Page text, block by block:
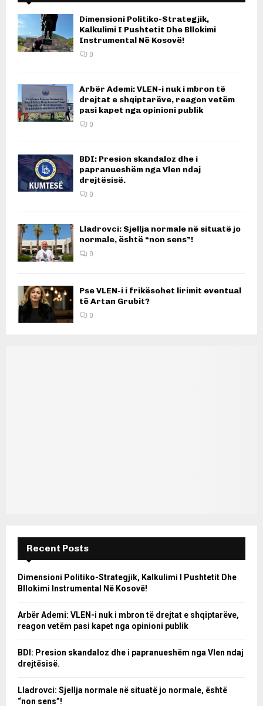
Dimensioni Politiko-Strategjik,
Kalkulimi I Pushtetit Dhe Bllokimi
Instrumental Në Kosovë!
0
Arbër Ademi: VLEN-i nuk i mbron të
drejtat e shqiptarëve, reagon vetëm
pasi kapet nga opinioni publik
0
BDI: Presion skandaloz dhe i
papranueshëm nga Vlen ndaj
drejtësisë.
0
Lladrovci: Sjellja normale në situatë jo
normale, është “non sens”!
0
Pse VLEN-i i frikësohet lirimit eventual
të Artan Grubit?
0
Recent Posts
Dimensioni Politiko-Strategjik, Kalkulimi I Pushtetit Dhe
Bllokimi Instrumental Në Kosovë!
Arbër Ademi: VLEN-i nuk i mbron të drejtat e shqiptarëve,
reagon vetëm pasi kapet nga opinioni publik
BDI: Presion skandaloz dhe i papranueshëm nga Vlen ndaj
drejtësisë.
Lladrovci: Sjellja normale në situatë jo normale, është
“non sens”!